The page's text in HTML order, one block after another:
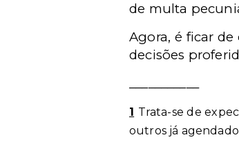
de multa
Agora, é ficar
decisões
1 Trata-se de
outros já